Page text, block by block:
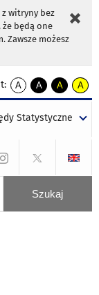
witryny bez
będą one
Zawsze możesz
A
kontrast
A
kontrast
tekst
czarnym
A
kontrast
tekst
czarnym
A
tekst
żółtym
Statystyczne